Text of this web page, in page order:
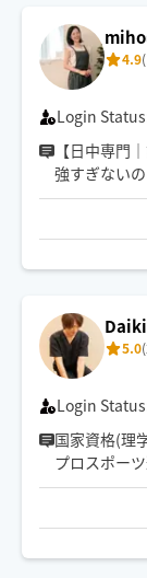
4.9
Login
【日中専門
強すぎない
ボディケア
無理のない
血流やリン
自律神経の
都内・つくば
現在は名古屋
👶お子様同
※日中のみ
5.0
Login
国家資格(理
プロスポーツ
心身をほぐ